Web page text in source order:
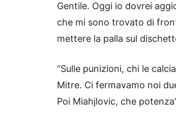
Gentile. Oggi io dovrei
che mi sono trovato di
mettere la palla sul
“Sulle punizioni, chi le
Mitre. Ci fermavamo noi
Poi Miahjlovic, che